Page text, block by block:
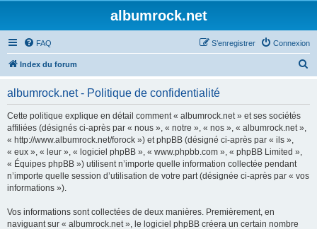
albumrock.net
FAQ Connexion
S’enregistrer
Index du forum
albumrock.net - Politique de confidentialité
Cette politique explique en détail comment « albumrock.net » et ses sociétés
affiliées (désignés ci-après par « nous », « notre », « nos », « albumrock.net »,
« http://www.albumrock.net/forock ») et phpBB (désigné ci-après par « ils »,
« eux », « leur », « logiciel phpBB », « www.phpbb.com », « phpBB Limited »,
« Équipes phpBB ») utilisent n’importe quelle information collectée pendant
n’importe quelle session d’utilisation de votre part (désignée ci-après par « vos
informations »).
Vos informations sont collectées de deux manières. Premièrement, en
naviguant sur « albumrock.net », le logiciel phpBB créera un certain nombre